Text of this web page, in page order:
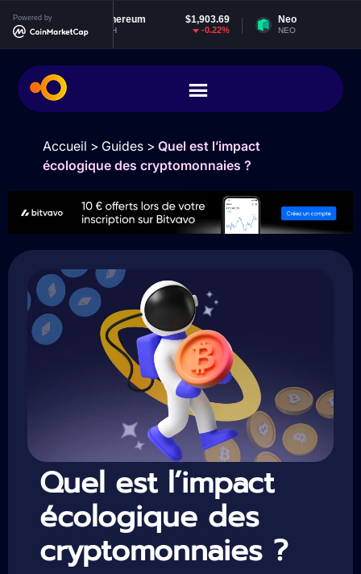
Powered byEthereum $1,903.69
ETH
Neo
NEO
Accueil > Guides> Quel est l’impact
écologique des cryptomonnaies ?
Quel est l’impact
écologique des
cryptomonnaies ?